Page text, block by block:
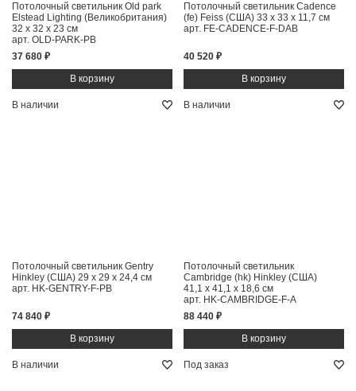
Потолочный светильник Old park
Elstead Lighting (Великобритания)
32 x 32 x 23 см
арт. OLD-PARK-PB
37 680 ₽
Потолочный светильник Cadence
(fe) Feiss (США) 33 x 33 x 11,7 см
арт. FE-CADENCE-F-DAB
40 520 ₽
В наличии
Потолочный светильник Gentry
Hinkley (США) 29 x 29 x 24,4 см
арт. HK-GENTRY-F-PB
74 840 ₽
В наличии
Потолочный светильник
Cambridge (hk) Hinkley (США)
41,1 x 41,1 x 18,6 см
арт. HK-CAMBRIDGE-F-A
88 440 ₽
В наличии Под заказ